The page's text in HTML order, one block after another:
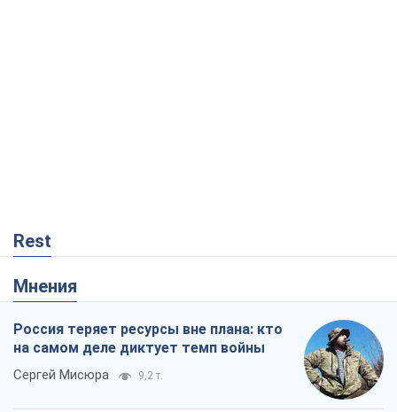
Rest
Мнения
Россия теряет ресурсы вне плана: кто
на самом деле диктует темп войны
Сергей Мисюра 9,2 т.